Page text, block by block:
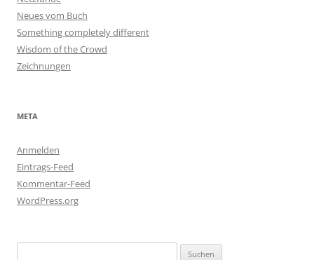
Neues vom Buch
Something completely different
Wisdom of the Crowd
Zeichnungen
META
Anmelden
Eintrags-Feed
Kommentar-Feed
WordPress.org